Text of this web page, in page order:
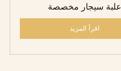
علبة سيجار مخصصة
اقرأ المزيد